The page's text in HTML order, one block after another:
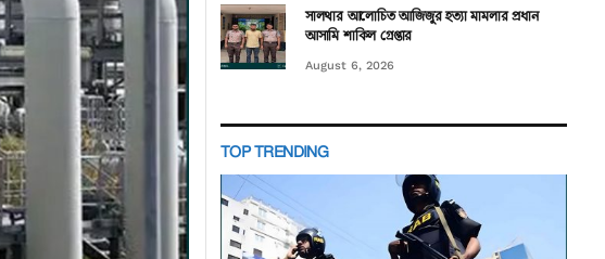
সালথার আলোচিত আজিজুর হত্যা মামলার প্রধান
আসামি শাকিল গ্রেপ্তার
August 6, 2026
TOP TRENDING